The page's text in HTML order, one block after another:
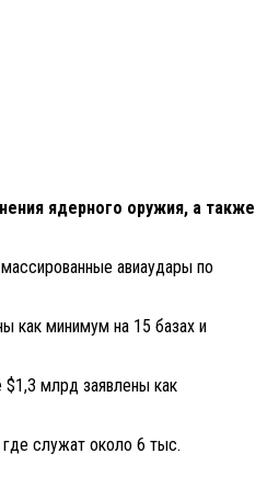
ядерного оружия, а также
авиаудары по
как минимум на 15 базах и
$1,3 млрд заявлены как
служат около 6 тыс.